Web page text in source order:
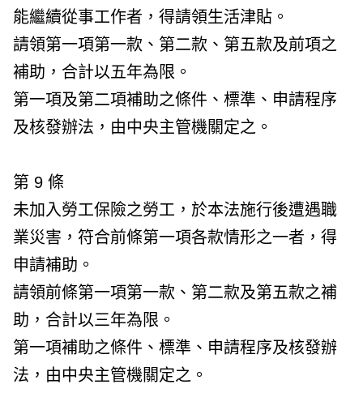
能繼續從事工作者，得請領生活津貼。
請領第一項第一款、第二款、第五款及前項之
補助，合計以五年為限。
第一項及第二項補助之條件、標準、申請程序
及核發辦法，由中央主管機關定之。
第 9 條
未加入勞工保險之勞工，於本法施行後遭遇職
業災害，符合前條第一項各款情形之一者，得
申請補助。
請領前條第一項第一款、第二款及第五款之補
助，合計以三年為限。
第一項補助之條件、標準、申請程序及核發辦
法，由中央主管機關定之。